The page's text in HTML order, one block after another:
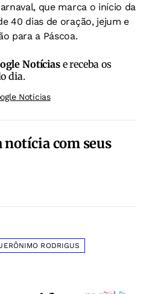
que marca o início da
40 dias de oração, jejum e
para a Páscoa.
Notíciase receba os
dia.
Noticias
notícia com seus
RODRIGUS